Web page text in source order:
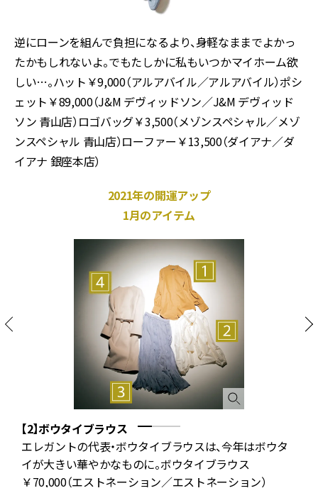
逆にローンを組んで負担になるより、身軽なままでよかっ
たかもしれないよ。でもたしかに私もいつかマイホーム欲
しい…。ハット￥9,000（アルアバイル／アルアバイル）ポシ
ェット￥89,000（J&M デヴィッドソン／J&M デヴィッド
ソン 青山店）ロゴバッグ￥3,500（メゾンスペシャル／メゾ
ンスペシャル 青山店）ローファー￥13,500（ダイアナ／ダ
イアナ 銀座本店）
2021年の開運アップ
1月のアイテム
【2】ボウタイブラウス
エレガントの代表・ボウタイブラウスは、今年はボウタ
イが大きい華やかなものに。ボウタイブラウス
￥70,000（エストネーション／エストネーション）